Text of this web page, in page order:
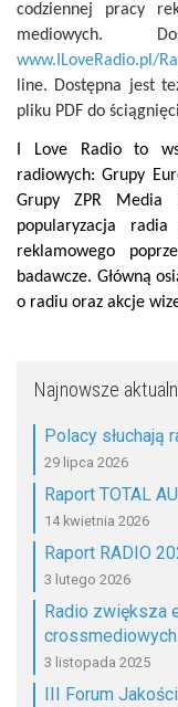
codziennej pracy
mediowych.
www.ILoveRadio.pl/
line. Dostępna jest
pliku PDF do
I Love Radio to
radiowych: Grupy
Grupy ZPR
popularyzacja
reklamowego
badawcze. Główną
o radiu oraz akcje
Najnowsze
Polacy słuchają
29 lipca 2026
Raport TOTAL
14 kwietnia 2026
Raport RADIO
3 lutego 2026
Radio zwiększa
crossmediowych
3 listopada 2025
III Forum